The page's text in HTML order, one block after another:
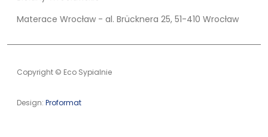
Materace Wrocław - al. Brücknera 25, 51-410 Wrocław
Copyright © Eco Sypialnie
Design: Proformat